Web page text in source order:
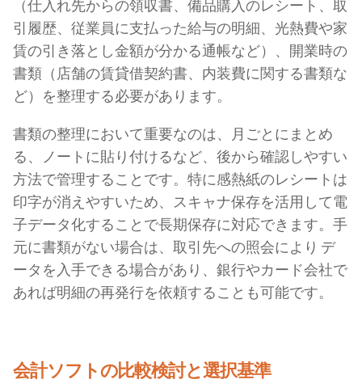
（仕入れ先からの領収書、備品購入のレシート、取
引履歴、従業員に支払った給与の明細、光熱費や家
賃の引き落とし金額が分かる通帳など）、開業時の
書類（店舗の賃貸借契約書、内装費に関する書類な
ど）を整理する必要があります。
書類の整理において重要なのは、月ごとにまとめ
る、ノートに貼り付けるなど、後から確認しやすい
方法で管理することです。特に感熱紙のレシートは
印字が消えやすいため、スキャナ保存を活用して電
子データ化することで長期保存に対応できます。手
元に書類がない場合は、取引先への照会により デ
ータを入手できる場合があり、銀行やカード会社で
あれば明細の再発行を依頼することも可能です。
会計ソフトの比較検討と選択基準